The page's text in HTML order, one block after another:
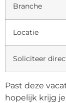
Branche
Locatie
Soliciteer
Past deze
hopelijk krijg